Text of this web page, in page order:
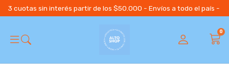
3 cuotas sin interés partir de los $50.000 - Envíos a todo el país -
0